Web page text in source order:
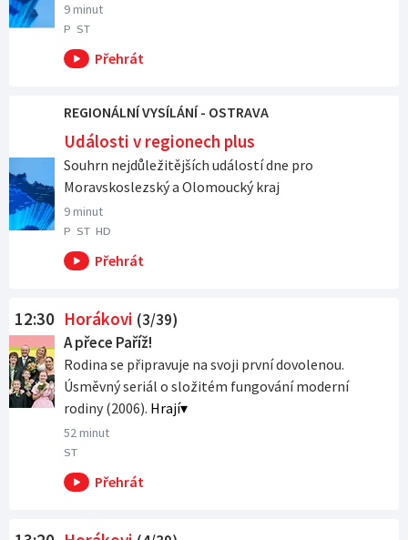
9 minut
P ST
REGIONÁLNÍ VYSÍLÁNÍ - OSTRAVA
Události v regionech plus
Souhrn nejdůležitějších událostí dne pro
Moravskoslezský a Olomoucký kraj
9 minut
P ST HD
12:30 Horákovi (3/39)
A přece Paříž!
Rodina se připravuje na svoji první dovolenou.
Úsměvný seriál o složitém fungování moderní
rodiny (2006). Hrají
52 minut
ST